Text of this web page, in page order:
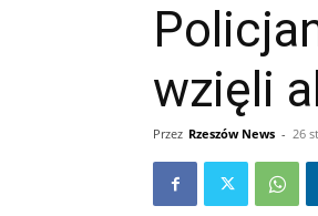
wzięli
Przez Rzeszów News - 26